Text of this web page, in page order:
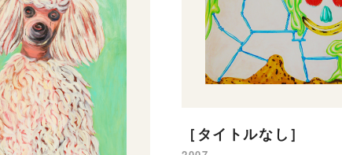
［タイトルなし］